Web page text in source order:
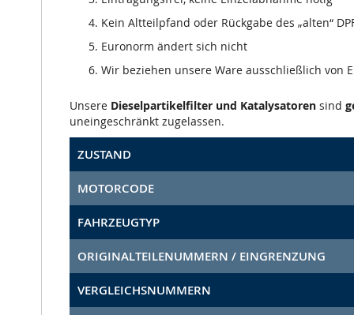
Kein Altteilpfand oder Rückgabe des „alten“
Euronorm ändert sich nicht
Wir beziehen unsere Ware ausschließlich von
Unsere Dieselpartikelfilter und Katalysatoren sind
uneingeschränkt zugelassen.
ZUSTAND
MOTORCODE
FAHRZEUGTYP
ORIGINALTEILENUMMERN / EINGRENZUNG
VERGLEICHSNUMMERN